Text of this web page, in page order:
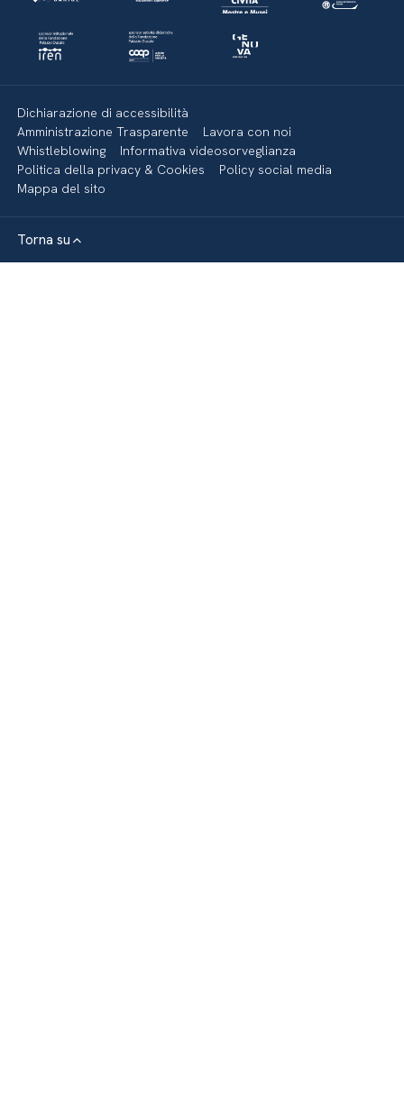
Dichiarazione di accessibilità
Amministrazione Trasparente
Lavora con noi
Whistleblowing
Informativa videosorveglianza
Politica della privacy & Cookies
Policy social media
Mappa del sito
Torna su